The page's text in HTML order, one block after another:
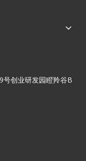
号创业研发园瞪羚谷B